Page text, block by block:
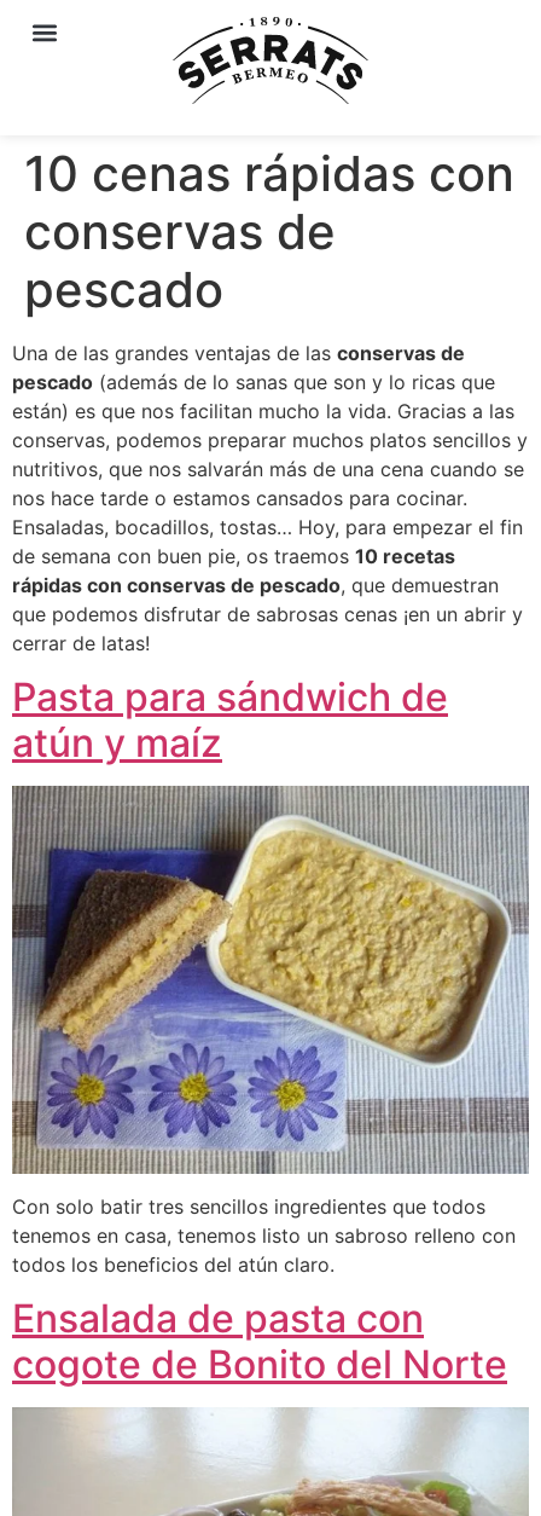
10 cenas rápidas con
conservas de
pescado
Una de las grandes ventajas de las conservas de
pescado (además de lo sanas que son y lo ricas que
están) es que nos facilitan mucho la vida. Gracias a las
conservas, podemos preparar muchos platos sencillos y
nutritivos, que nos salvarán más de una cena cuando se
nos hace tarde o estamos cansados para cocinar.
Ensaladas, bocadillos, tostas… Hoy, para empezar el fin
de semana con buen pie, os traemos 10 recetas
rápidas con conservas de pescado, que demuestran
que podemos disfrutar de sabrosas cenas ¡en un abrir y
cerrar de latas!
Pasta para sándwich de
atún y maíz
Con solo batir tres sencillos ingredientes que todos
tenemos en casa, tenemos listo un sabroso relleno con
todos los beneficios del atún claro.
Ensalada de pasta con
cogote de Bonito del Norte